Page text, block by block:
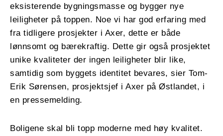
eksisterende bygningsmasse og bygger nye
leiligheter på toppen. Noe vi har god erfaring med
fra tidligere prosjekter i Axer, dette er både
lønnsomt og bærekraftig. Dette gir også prosjektet
unike kvaliteter der ingen leiligheter blir like,
samtidig som byggets identitet bevares, sier Tom-
Erik Sørensen, prosjektsjef i Axer på Østlandet, i
en pressemelding.
Boligene skal bli topp moderne med høy kvalitet.